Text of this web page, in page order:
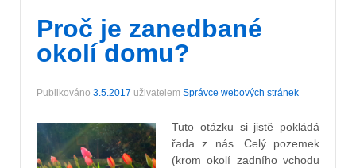
Proč je zanedbané
okolí domu?
Publikováno 3.5.2017 uživatelem Správce webových stránek
Tuto otázku si jistě pokládá
řada z nás. Celý pozemek
(krom okolí zadního vchodu